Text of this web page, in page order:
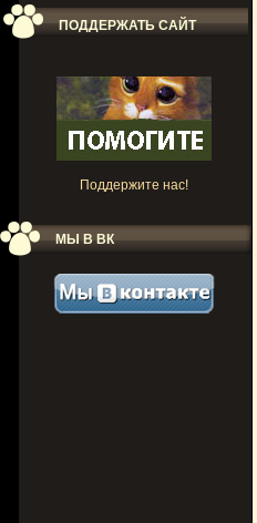
ПОДДЕРЖАТЬ САЙТ
Поддержите нас!
МЫ В ВК